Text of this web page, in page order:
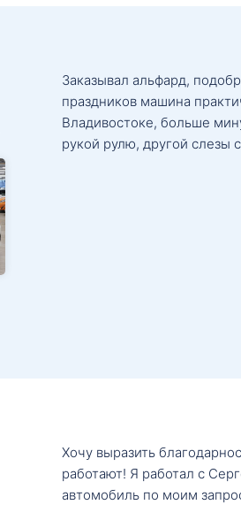
Заказывал альфард,
праздников машина
Владивостоке, больше
рукой рулю, другой слезы
Хочу выразить
работают! Я работал с
автомобиль по моим